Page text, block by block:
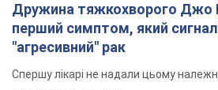
Дружина тяжкохворого Джо
перший симптом, який
"агресивний" рак
Спершу лікарі не надали цьому